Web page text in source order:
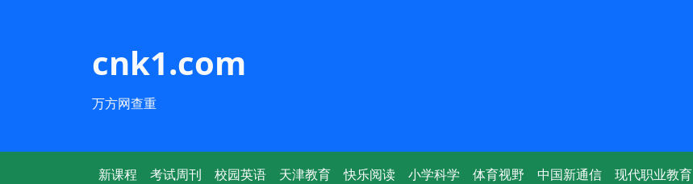
cnk1.com
万方网查重
新课程 考试周刊 校园英语 天津教育 快乐阅读 小学科学 体育视野 中国新通信 现代职业教育